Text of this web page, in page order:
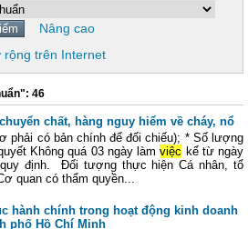
Nâng cao
rộng trên Internet
46
chất, hàng nguy hiểm về cháy, nổ
phải có bản chính để đối chiếu); * Số lượng
Không quá 03 ngày làmviệc kể từ ngày
định. Đối tượng thực hiện Cá nhân, tổ
quan có thẩm quyền...
hành chính trong hoạt động kinh doanh
phố Hồ Chí Minh